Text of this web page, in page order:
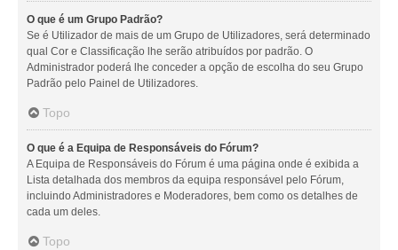
O que é um Grupo Padrão?
Se é Utilizador de mais de um Grupo de Utilizadores, será determinado
qual Cor e Classificação lhe serão atribuídos por padrão. O
Administrador poderá lhe conceder a opção de escolha do seu Grupo
Padrão pelo Painel de Utilizadores.
Topo
O que é a Equipa de Responsáveis do Fórum?
A Equipa de Responsáveis do Fórum é uma página onde é exibida a
Lista detalhada dos membros da equipa responsável pelo Fórum,
incluindo Administradores e Moderadores, bem como os detalhes de
cada um deles.
Topo